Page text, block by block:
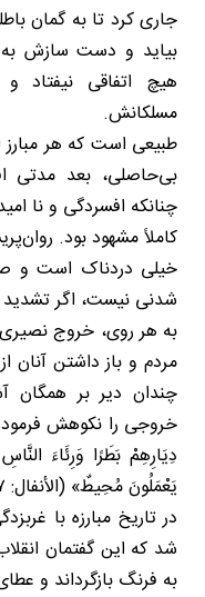
جاری کرد تا به گمان
بیاید و دست سازش به
هیچ اتفاقی
مسلکانش.
طبیعی است که هر مبارز
بی‌حاصلی، بعد مدتی
چنانکه افسردگی و نا
کاملاً مشهود بود.
خیلی دردناک است و
شدنی نیست، اگر
به هر روی، خروج نصیری
مردم و باز داشتن آنان
چندان دیر بر همگان
خروجی را نکوهش
دِیَارِهِمْ بَطَرًا وَرِئَاءَ
یَعْمَلُونَ مُحِيطٌ» (اﻷنفال: ۴٧)
در تاریخ مبارزه با
شد که این گفتمان
به فرنگ بازگرداند و